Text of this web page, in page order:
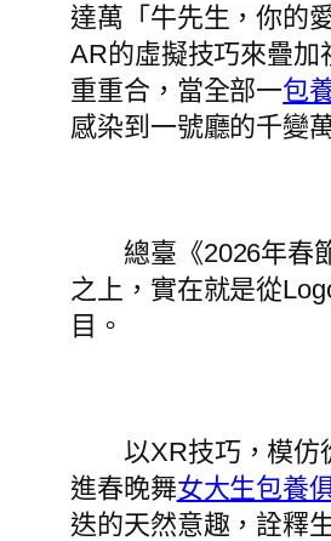
達萬「牛先生，你的
AR的虛擬技巧來疊加
重重合，當全部一包
感染到一號廳的千變
總臺《2026年春
之上，實在就是從
目。
以XR技巧，模仿
進春晚舞女大生包養
迭的天然意趣，詮釋